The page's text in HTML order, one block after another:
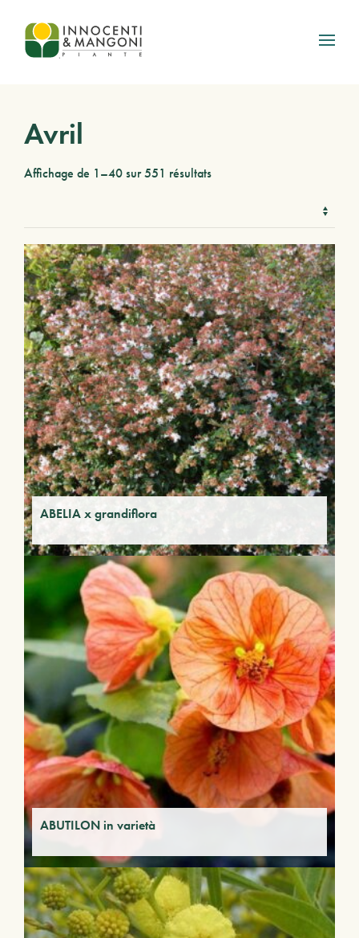
Skip to main content
Avril
Affichage de 1–40 sur 551 résultats
ABELIA x grandiflora
ABUTILON in varietà